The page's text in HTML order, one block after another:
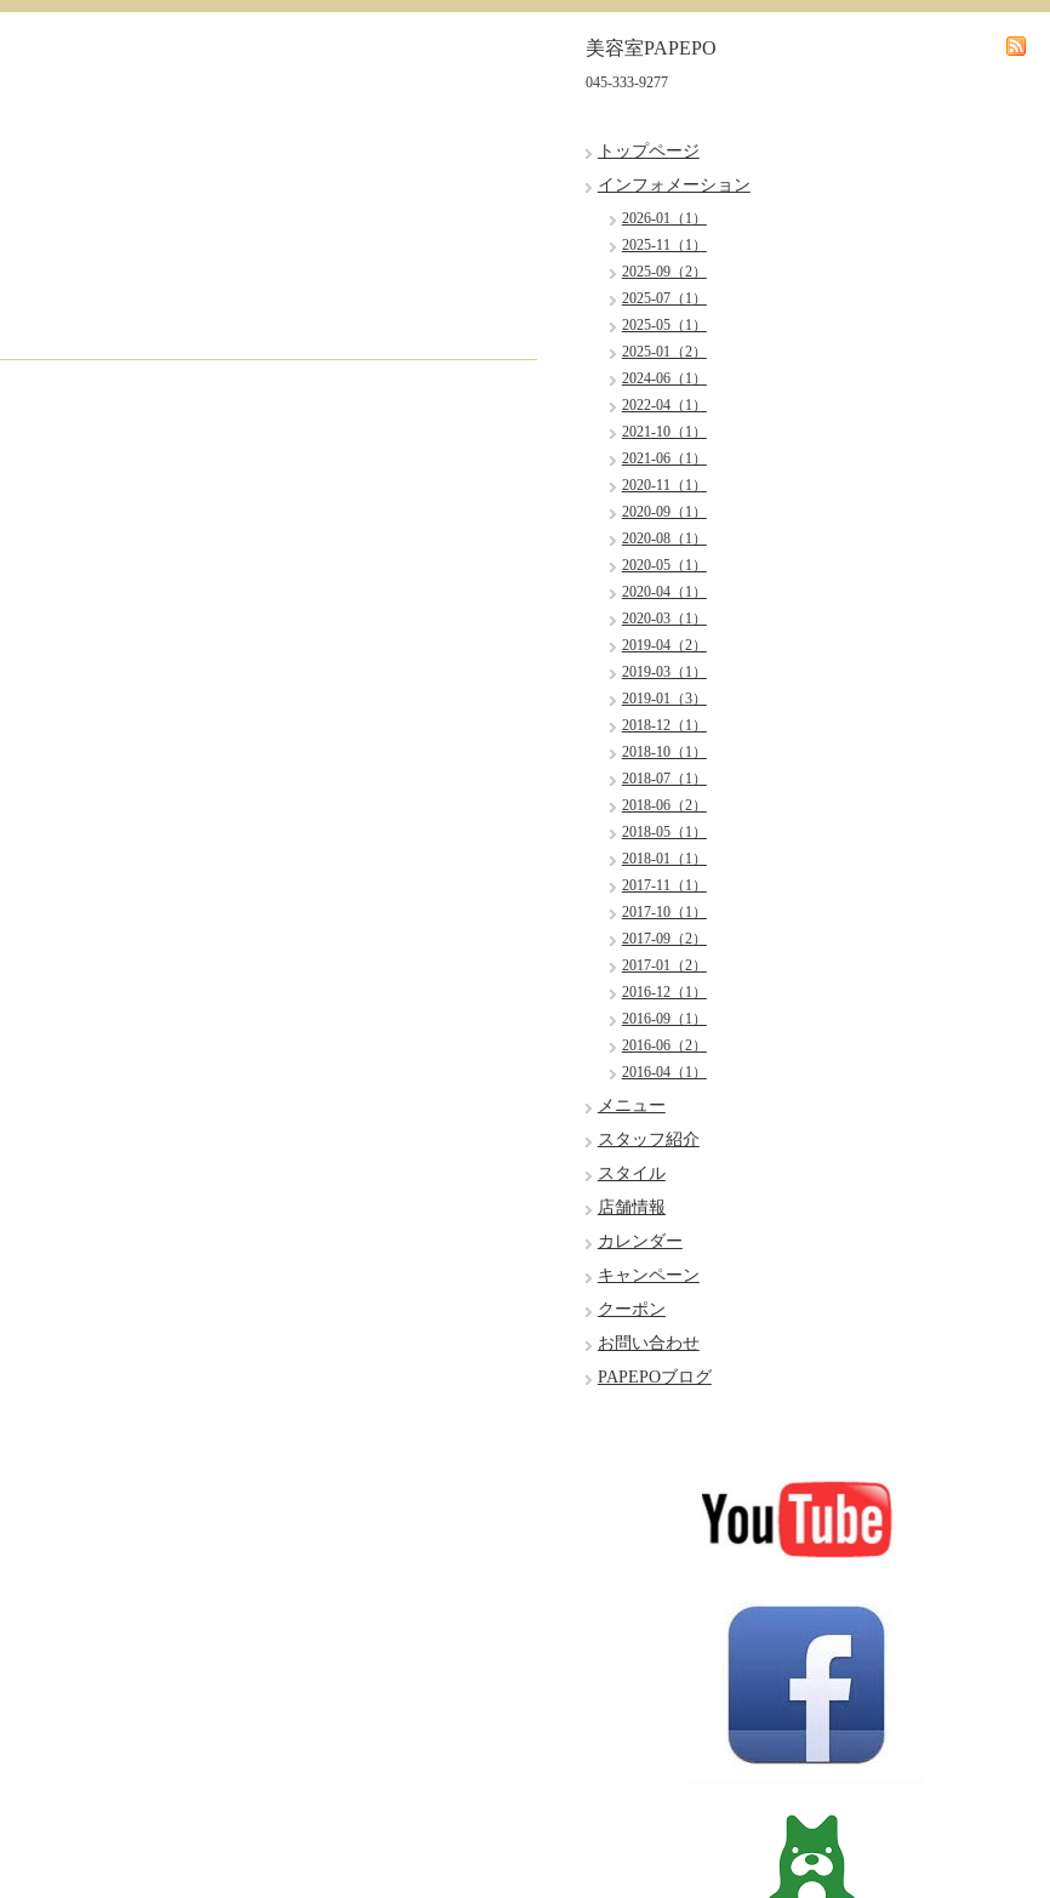
美容室PAPEPO
045-333-9277
トップページ
インフォメーション
2026-01（1）
2025-11（1）
2025-09（2）
2025-07（1）
2025-05（1）
2025-01（2）
2024-06（1）
2022-04（1）
2021-10（1）
2021-06（1）
2020-11（1）
2020-09（1）
2020-08（1）
2020-05（1）
2020-04（1）
2020-03（1）
2019-04（2）
2019-03（1）
2019-01（3）
2018-12（1）
2018-10（1）
2018-07（1）
2018-06（2）
2018-05（1）
2018-01（1）
2017-11（1）
2017-10（1）
2017-09（2）
2017-01（2）
2016-12（1）
2016-09（1）
2016-06（2）
2016-04（1）
メニュー
スタッフ紹介
スタイル
店舗情報
カレンダー
キャンペーン
クーポン
お問い合わせ
PAPEPOブログ